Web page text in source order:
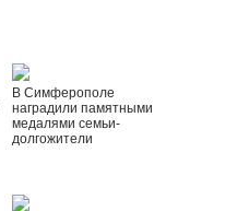
В Симферополе
наградили памятными
медалями семьи-
долгожители